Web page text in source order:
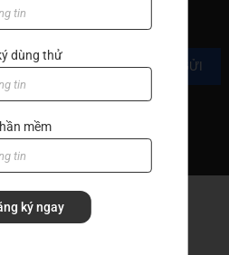
KÝ NHẬN TIN
GỬI
dùng thử
mềm
ký ngay